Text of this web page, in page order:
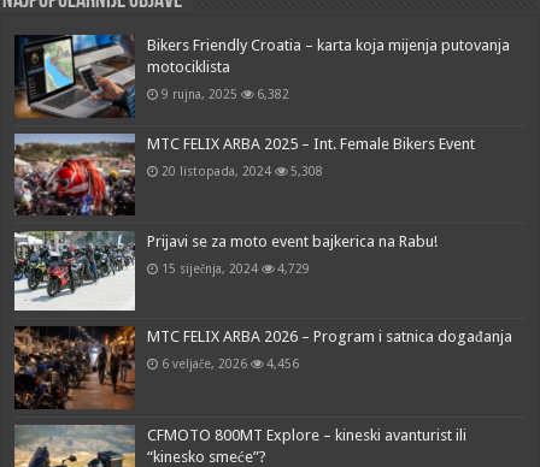
Bikers Friendly Croatia – karta koja mijenja putovanja
motociklista
9 rujna, 2025 6,382
MTC FELIX ARBA 2025 – Int. Female Bikers Event
20 listopada, 2024 5,308
Prijavi se za moto event bajkerica na Rabu!
15 siječnja, 2024 4,729
MTC FELIX ARBA 2026 – Program i satnica događanja
6 veljače, 2026 4,456
CFMOTO 800MT Explore – kineski avanturist ili
“kinesko smeće”?